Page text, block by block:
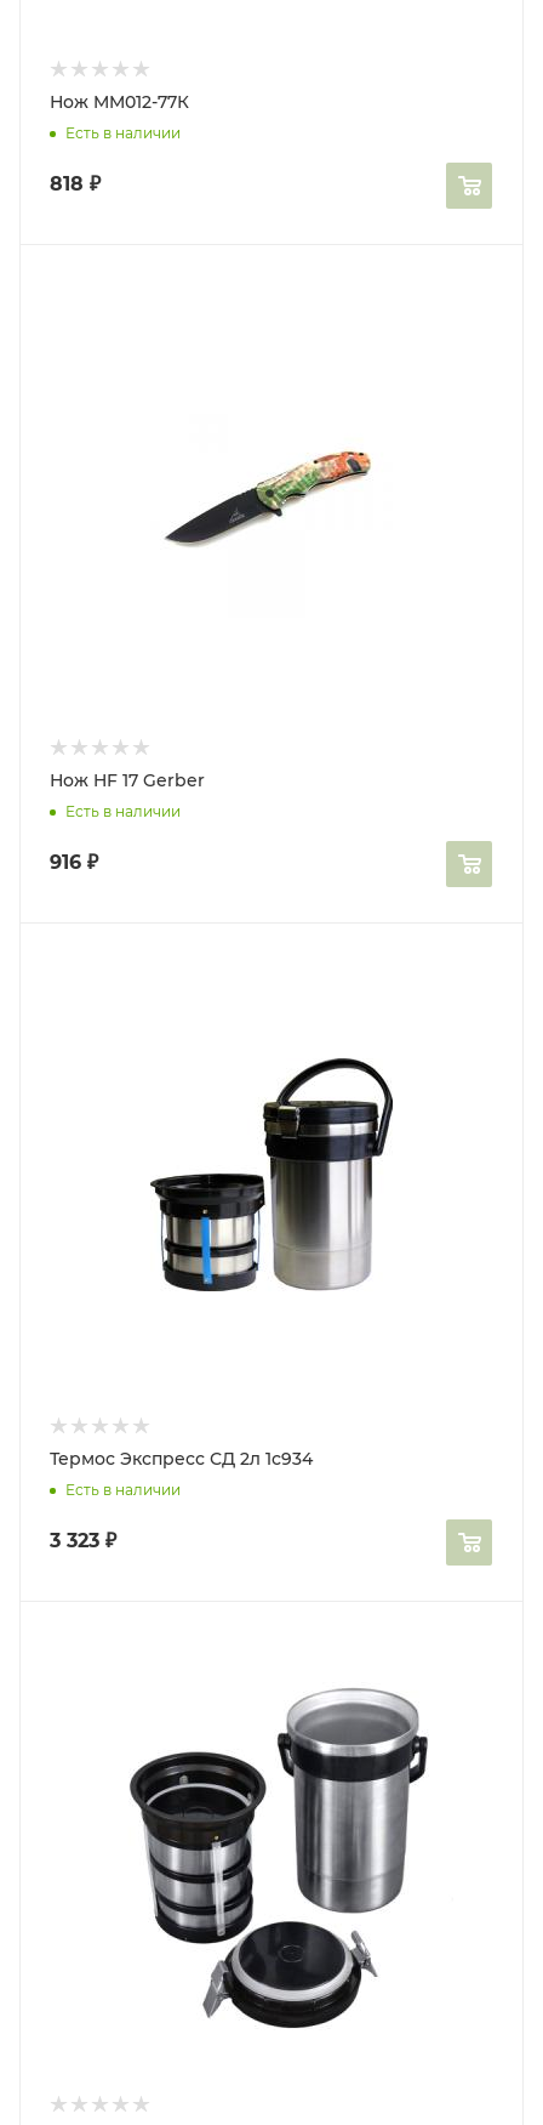
Нож MM012-77К
Есть в наличии
818 ₽
Нож HF 17 Gerber
Есть в наличии
916 ₽
Термос Экспресс СД 2л 1с934
Есть в наличии
3 323 ₽